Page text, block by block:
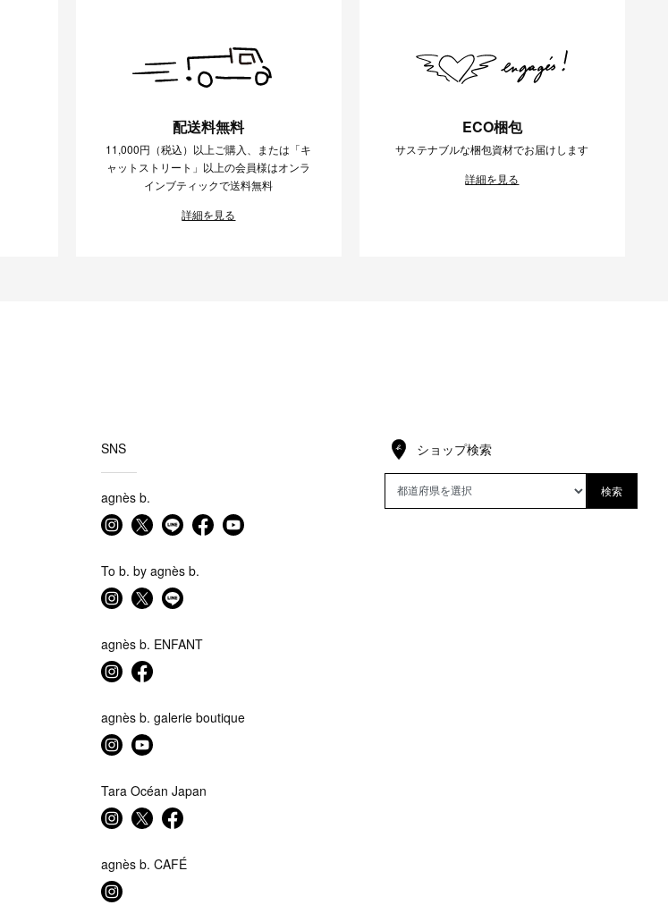
配送料無料
11,000円（税込）以上ご購入、または「キ
ャットストリート」以上の会員様はオンラ
インブティックで送料無料
詳細を見る
ECO梱包
サステナブルな梱包資材でお届けします
詳細を見る
SNS
agnès b.
To b. by agnès b.
agnès b. ENFANT
agnès b. galerie boutique
Tara Océan Japan
agnès b. CAFÉ
ショップ検索
検索